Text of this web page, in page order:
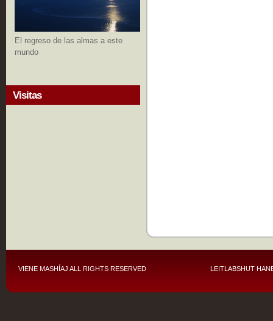
El regreso de las almas a este
mundo
Visitas
VIENE MASHÍAJ ALL RIGHTS RESERVED LEITLABSHUT